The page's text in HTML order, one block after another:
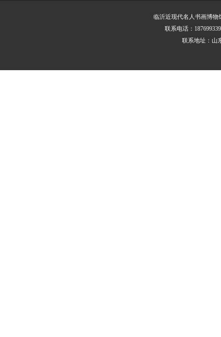
临沂近现代名人书画博物
联系电话：
联系地址：山